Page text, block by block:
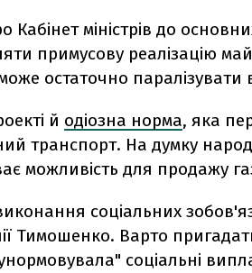
Кабінет міністрів до
примусову реалізацію
остаточно паралізувати
й одіозна норма, яка
транспорт. На думку
можливість для продажу
соціальних
Тимошенко. Варто
соціальні